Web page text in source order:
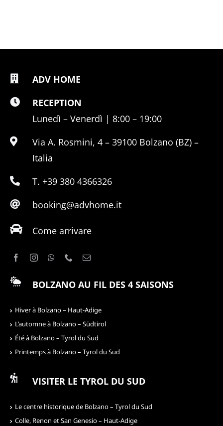
ADV HOME
RECEPTION
Lunedì – Venerdì | 8:00 – 19:00
Via A. Rosmini, 4 – 39100 Bolzano (BZ) –
Italia
T. +39 380 4366326
booking@advhome.it
Come arrivare
BOLZANO AU FIL DES 4 SAISONS
Hiver à Bolzano – Haut-Adige
L’automne à Bolzano – Südtirol
Été à Bolzano – Tyrol du Sud
Printemps à Bolzano – Tyrol du Sud
VISITER LE TYROL DU SUD
Le centre historique de Bolzano – Tyrol du Sud
Colle, Renon et San Genesio – Haut-Adige